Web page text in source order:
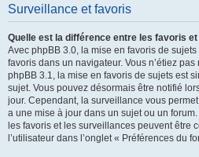
Surveillance et favoris
Quelle est la différence entre les favoris
Avec phpBB 3.0, la mise en favoris de
favoris dans un navigateur. Vous n’étiez
phpBB 3.1, la mise en favoris de sujets est
sujet. Vous pouvez désormais être notifié
jour. Cependant, la surveillance vous
a une mise à jour dans un sujet ou un
les favoris et les surveillances peuvent être
l’utilisateur dans l’onglet « Préférences du